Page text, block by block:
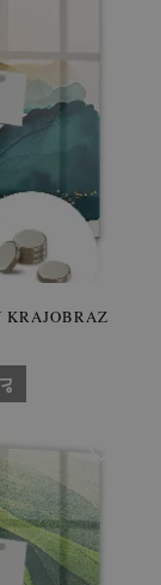
KRAJOBRAZ